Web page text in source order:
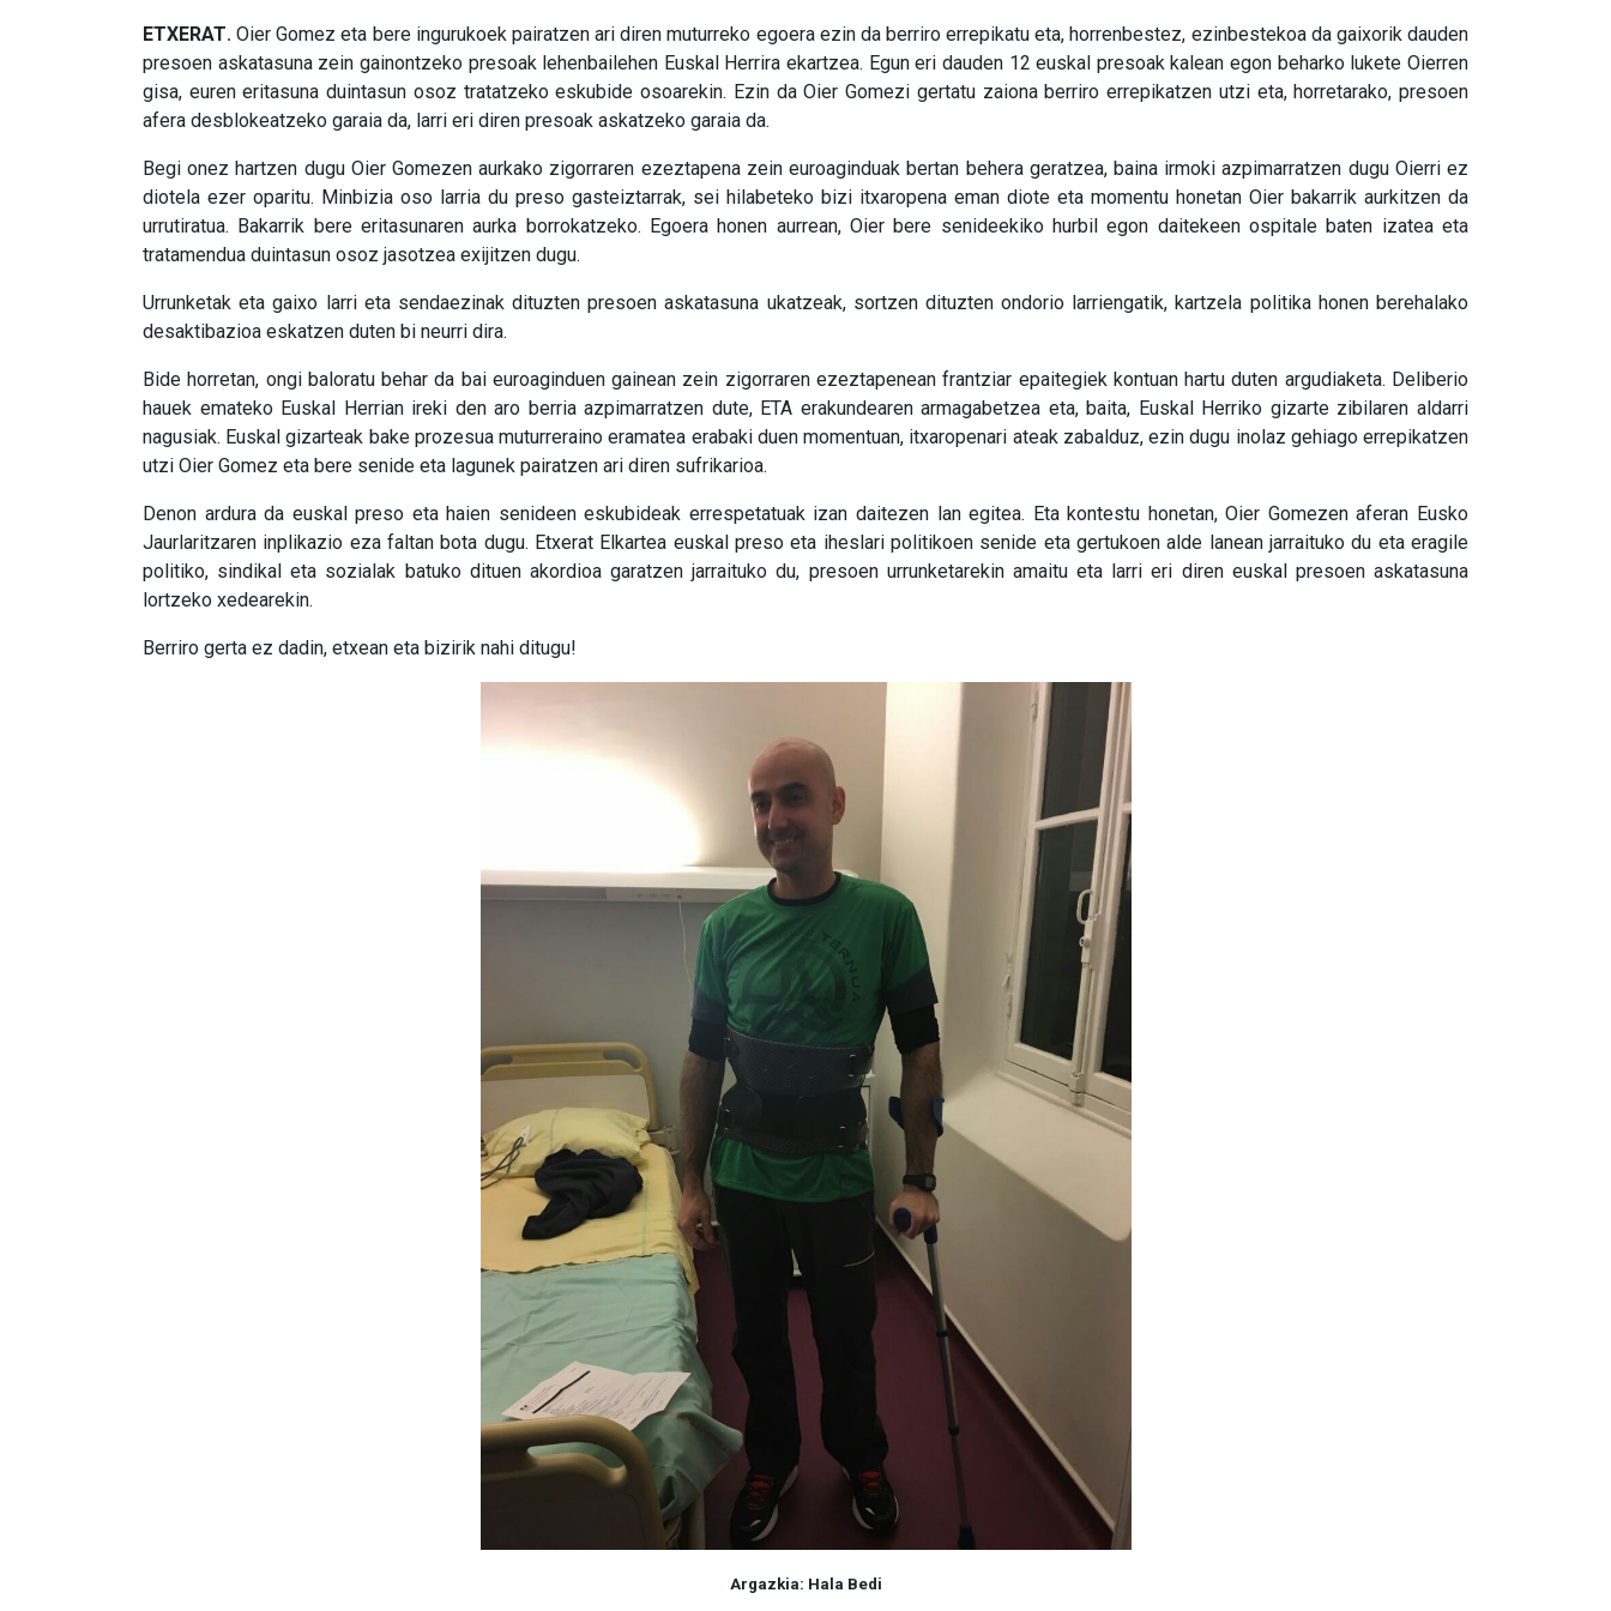
ETXERAT.Oier Gomez eta bere ingurukoek pairatzen ari diren muturreko egoera ezin da berriro errepikatu eta, horrenbestez, ezinbestekoa da gaixorik dauden
presoen askatasuna zein gainontzeko presoak lehenbailehen Euskal Herrira ekartzea. Egun eri dauden 12 euskal presoak kalean egon beharko lukete Oierren
gisa, euren eritasuna duintasun osoz tratatzeko eskubide osoarekin. Ezin da Oier Gomezi gertatu zaiona berriro errepikatzen utzi eta, horretarako, presoen
afera desblokeatzeko garaia da, larri eri diren presoak askatzeko garaia da.
Begi onez hartzen dugu Oier Gomezen aurkako zigorraren ezeztapena zein euroaginduak bertan behera geratzea, baina irmoki azpimarratzen dugu Oierri ez
diotela ezer oparitu. Minbizia oso larria du preso gasteiztarrak, sei hilabeteko bizi itxaropena eman diote eta momentu honetan Oier bakarrik aurkitzen da
urrutiratua. Bakarrik bere eritasunaren aurka borrokatzeko. Egoera honen aurrean, Oier bere senideekiko hurbil egon daitekeen ospitale baten izatea eta
tratamendua duintasun osoz jasotzea exijitzen dugu.
Urrunketak eta gaixo larri eta sendaezinak dituzten presoen askatasuna ukatzeak, sortzen dituzten ondorio larriengatik, kartzela politika honen berehalako
desaktibazioa eskatzen duten bi neurri dira.
Bide horretan, ongi baloratu behar da bai euroaginduen gainean zein zigorraren ezeztapenean frantziar epaitegiek kontuan hartu duten argudiaketa. Deliberio
hauek emateko Euskal Herrian ireki den aro berria azpimarratzen dute, ETA erakundearen armagabetzea eta, baita, Euskal Herriko gizarte zibilaren aldarri
nagusiak. Euskal gizarteak bake prozesua muturreraino eramatea erabaki duen momentuan, itxaropenari ateak zabalduz, ezin dugu inolaz gehiago errepikatzen
utzi Oier Gomez eta bere senide eta lagunek pairatzen ari diren sufrikarioa.
Denon ardura da euskal preso eta haien senideen eskubideak errespetatuak izan daitezen lan egitea. Eta kontestu honetan, Oier Gomezen aferan Eusko
Jaurlaritzaren inplikazio eza faltan bota dugu. Etxerat Elkartea euskal preso eta iheslari politikoen senide eta gertukoen alde lanean jarraituko du eta eragile
politiko, sindikal eta sozialak batuko dituen akordioa garatzen jarraituko du, presoen urrunketarekin amaitu eta larri eri diren euskal presoen askatasuna
lortzeko xedearekin.
Berriro gerta ez dadin, etxean eta bizirik nahi ditugu!
Argazkia: Hala Bedi